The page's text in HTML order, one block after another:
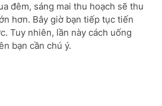
đêm, sáng mai thu hoạch sẽ thu
hơn. Bây giờ bạn tiếp tục tiến
Tuy nhiên, lần này cách uống
bạn cần chú ý.